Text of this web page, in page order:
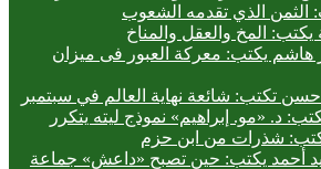
الثمن الذي تقدمه الشعوب
يكتب: المخ والعقل والمناخ
هاشم يكتب: معركة العبور فى ميزان
حسن تكتب: شائعة نهاية العالم في سبتمبر
د. «مو. إبراهيم» نموذج ليته يتكرر
شذرات من ابن حزم
أحمد يكتب: حين تصبح «داعش» جماعة